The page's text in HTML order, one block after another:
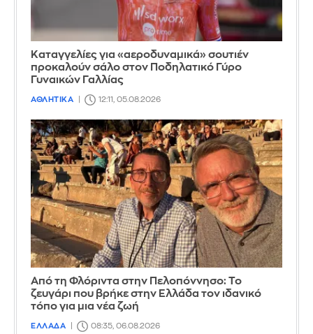
Καταγγελίες για «αεροδυναμικά» σουτιέν
προκαλούν σάλο στον Ποδηλατικό Γύρο
Γυναικών Γαλλίας
ΑΘΛΗΤΙΚΑ 12:11, 05.08.2026
Από τη Φλόριντα στην Πελοπόννησο: Το
ζευγάρι που βρήκε στην Ελλάδα τον ιδανικό
τόπο για μια νέα ζωή
ΕΛΛΑΔΑ 08:35, 06.08.2026